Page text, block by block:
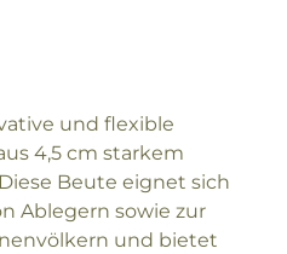
und flexible
4,5 cm starkem
Beute eignet sich
Ablegern sowie zur
und bietet